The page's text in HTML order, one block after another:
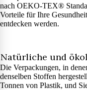
nach OEKO-TEX®
Vorteile für Ihre
entdecken werden.
Natürliche und
Die Verpackungen, in
denselben Stoffen
Tonnen von Plastik, und